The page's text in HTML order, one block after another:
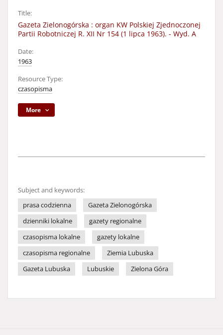
Title:
Gazeta Zielonogórska : organ KW Polskiej Zjednoczonej
Partii Robotniczej R. XII Nr 154 (1 lipca 1963). - Wyd. A
Date:
1963
Resource Type:
czasopisma
More
Subject and keywords:
prasa codzienna
Gazeta Zielonogórska
dzienniki lokalne
gazety regionalne
czasopisma lokalne
gazety lokalne
czasopisma regionalne
Ziemia Lubuska
Gazeta Lubuska
Lubuskie Zielona Góra